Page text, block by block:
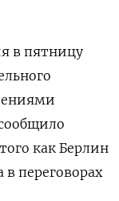
в пятницу
как Берлин
в переговорах